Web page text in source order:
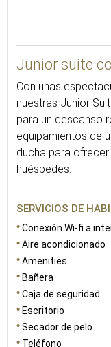
Junior suite
Con unas
nuestras Junior
para un descanso
equipamientos de
ducha para
huéspedes.
SERVICIOS DE
Conexión Wi-fi a
Aire acondicionado
Amenities
Bañera
Caja de seguridad
Escritorio
Secador de pelo
Teléfono